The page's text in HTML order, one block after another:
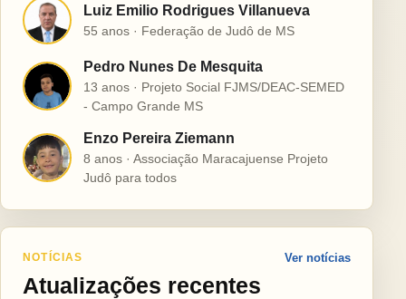
L Luiz Emilio Rodrigues Villanueva
55 anos · Federação de Judô de MS
P
Pedro Nunes De Mesquita
13 anos · Projeto Social FJMS/DEAC-SEMED
- Campo Grande MS
E
Enzo Pereira Ziemann
8 anos · Associação Maracajuense Projeto
Judô para todos
NOTÍCIAS
Atualizações recentes
Ver notícias